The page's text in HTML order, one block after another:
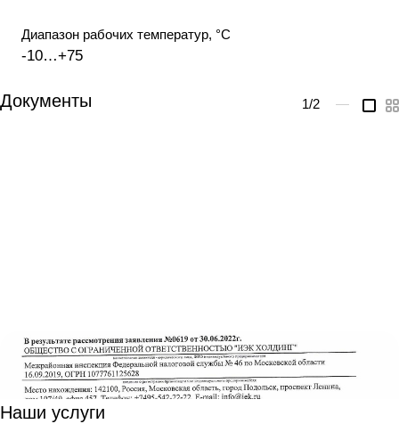
Диапазон рабочих температур, °С
-10…+75
Документы 1/2 —
Наши услуги